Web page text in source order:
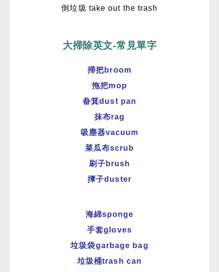
倒垃圾 take out the trash
大掃除英文-常見單字
掃把broom
拖把mop
畚箕dust pan
抹布rag
吸塵器vacuum
菜瓜布scrub
刷子brush
撢子duster
海綿sponge
手套gloves
垃圾袋garbage bag
垃圾桶trash can